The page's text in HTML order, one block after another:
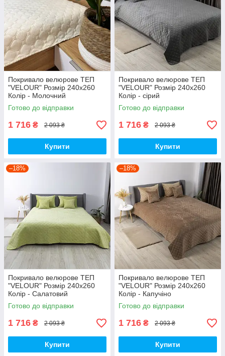
Покривало велюрове ТЕП
"VELOUR" Розмір 240x260
Колір - Молочний
Готово до відправки
1 716 ₴ 2 093 ₴
Купити
Покривало велюрове ТЕП
"VELOUR" Розмір 240x260
Колір - сірий
Готово до відправки
1 716 ₴ 2 093 ₴
Купити
–18%
Покривало велюрове ТЕП
"VELOUR" Розмір 240x260
Колір - Салатовий
Готово до відправки
1 716 ₴ 2 093 ₴
Купити
–18%
Покривало велюрове ТЕП
"VELOUR" Розмір 240x260
Колір - Капучіно
Готово до відправки
1 716 ₴ 2 093 ₴
Купити